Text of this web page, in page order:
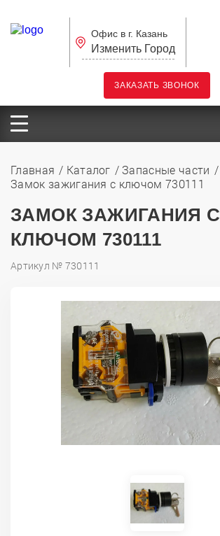
Офис в г. Казань
Изменить Город
ЗАКАЗАТЬ ЗВОНОК
Главная Каталог
Запасные части
Замок зажигания с ключом 730111
ЗАМОК ЗАЖИГАНИЯ С
КЛЮЧОМ 730111
Артикул № 730111